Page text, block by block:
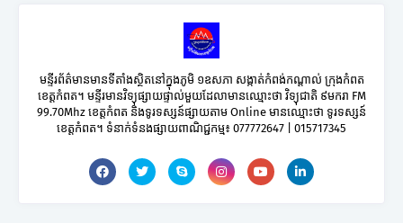
មន្ទីរព័ត៌មានមានទីតាំងស្ថិតនៅក្នុងភូមិ ១ឧសភា សង្កាត់កំពង់កណ្តាល់ ក្រុងកំពត
ខេត្តកំពត។ មន្ទីរមានវិទ្យុផ្សាយផ្ទាល់មួយដែលាមានឈ្មោះថា វិទ្យុជាតិ ៩មករា FM
99.70Mhz ខេត្តកំពត និងទូរទស្សន៍ផ្សាយតាម Online មានឈ្មោះថា ទូរទស្សន៍
ខេត្តកំពត។ ទំនាក់ទំនងផ្សាយពាណិជ្ជកម្ម៖ 077772647 | 015717345